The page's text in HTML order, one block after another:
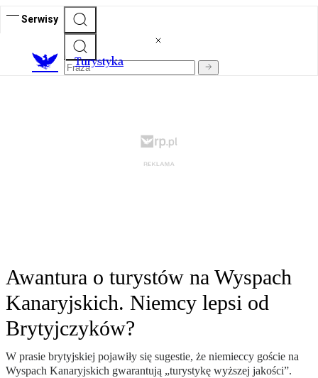
Serwisy
Turystyka
Awantura o turystów na Wyspach
Kanaryjskich. Niemcy lepsi od
Brytyjczyków?
W prasie brytyjskiej pojawiły się sugestie, że niemieccy goście na
Wyspach Kanaryjskich gwarantują „turystykę wyższej jakości”.